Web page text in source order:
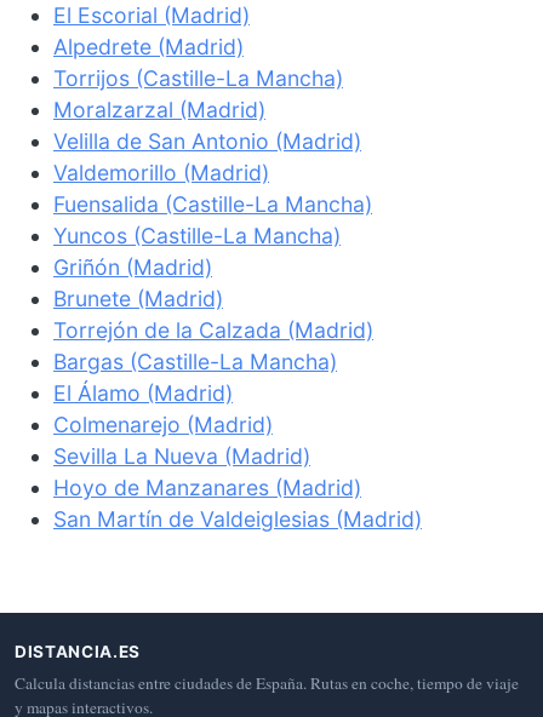
El Escorial (Madrid)
Alpedrete (Madrid)
Torrijos (Castille-La Mancha)
Moralzarzal (Madrid)
Velilla de San Antonio (Madrid)
Valdemorillo (Madrid)
Fuensalida (Castille-La Mancha)
Yuncos (Castille-La Mancha)
Griñón (Madrid)
Brunete (Madrid)
Torrejón de la Calzada (Madrid)
Bargas (Castille-La Mancha)
El Álamo (Madrid)
Colmenarejo (Madrid)
Sevilla La Nueva (Madrid)
Hoyo de Manzanares (Madrid)
San Martín de Valdeiglesias (Madrid)
DISTANCIA.ES
Calcula distancias entre ciudades de España. Rutas en coche, tiempo de viaje
y mapas interactivos.